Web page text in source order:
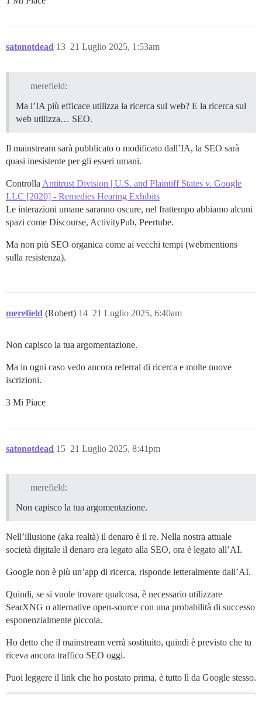
satonotdead 21 Luglio 2025, 1:53am
13
merefield:
Ma l’IA più efficace utilizza la ricerca sul web? E la ricerca sul
web utilizza… SEO.
Il mainstream sarà pubblicato o modificato dall’IA, la SEO sarà
quasi inesistente per gli esseri umani.
Controlla Antitrust Division | U.S. and Plaintiff States v. Google
LLC [2020] - Remedies Hearing Exhibits
Le interazioni umane saranno oscure, nel frattempo abbiamo alcuni
spazi come Discourse, ActivityPub, Peertube.
Ma non più SEO organica come ai vecchi tempi (webmentions
sulla resistenza).
merefield (Robert) 21 Luglio 2025, 6:40am
14
Non capisco la tua argomentazione.
Ma in ogni caso vedo ancora referral di ricerca e molte nuove
iscrizioni.
3 Mi Piace
satonotdead 21 Luglio 2025, 8:41pm
15
merefield:
Non capisco la tua argomentazione.
Nell’illusione (aka realtà) il denaro è il re. Nella nostra attuale
società digitale il denaro era legato alla SEO, ora è legato all’AI.
Google non è più un’app di ricerca, risponde letteralmente dall’AI.
Quindi, se si vuole trovare qualcosa, è necessario utilizzare
SearXNG o alternative open-source con una probabilità di successo
esponenzialmente piccola.
Ho detto che il mainstream verrà sostituito, quindi è previsto che tu
riceva ancora traffico SEO oggi.
Puoi leggere il link che ho postato prima, è tutto lì da Google stesso.